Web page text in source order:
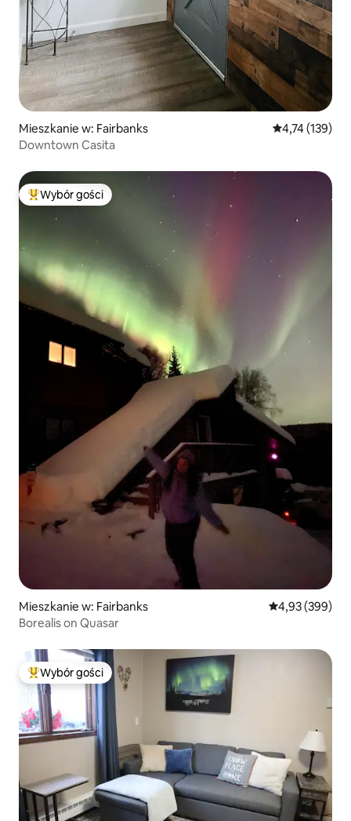
Mieszkanie w: Fairbanks Średnia
4,74 (139)
Downtown Casita
Najpopularniejsze z kategorii Wybór gości
Wybór gości
Mieszkanie w: Fairbanks Średnia
4,93 (399)
Borealis on Quasar
Najpopularniejsze z kategorii Wybór gości
Wybór gości